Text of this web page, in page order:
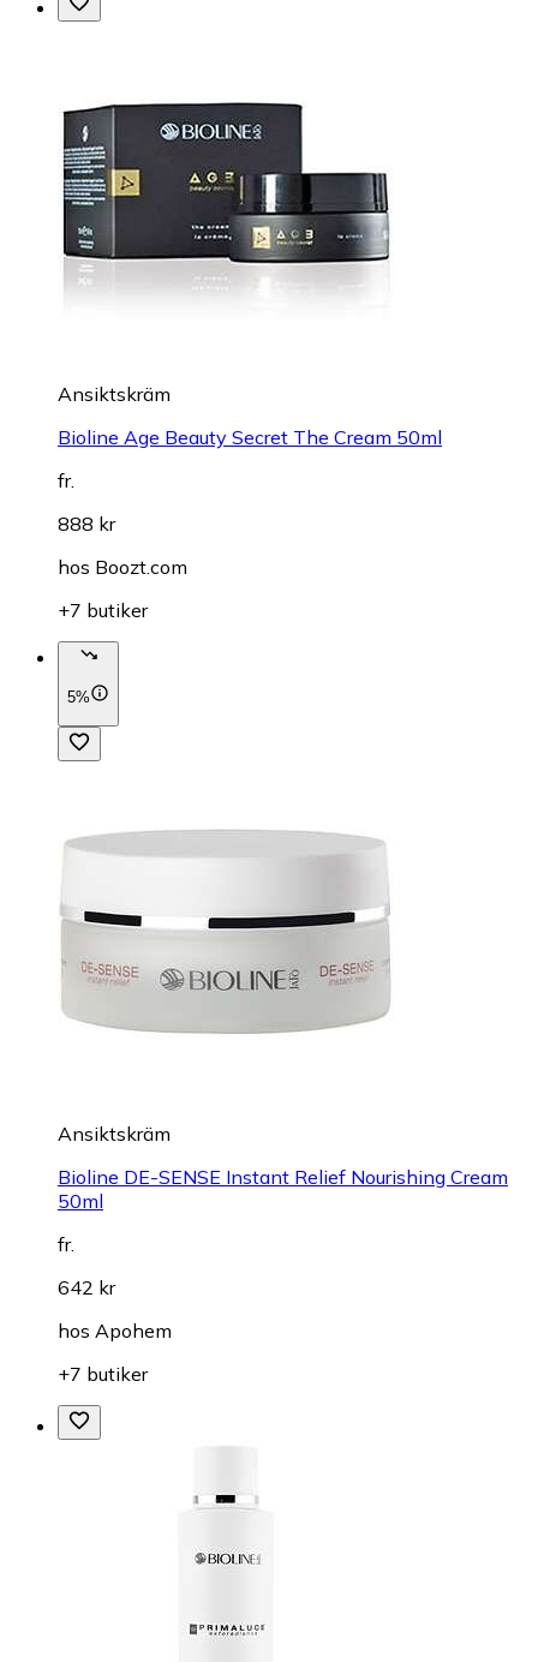
Ansiktskräm
Bioline Age Beauty Secret The Cream 50ml
fr.
888 kr
hos Boozt.com
+7 butiker
5%
Ansiktskräm
Bioline DE-SENSE Instant Relief Nourishing Cream
50ml
fr.
642 kr
hos Apohem
+7 butiker